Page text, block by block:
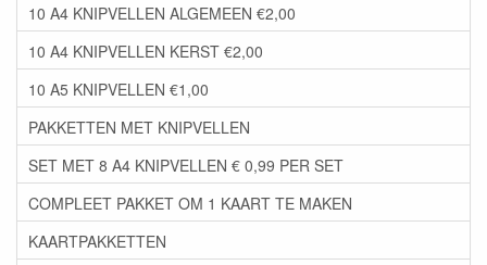
10 A4 KNIPVELLEN ALGEMEEN €2,00
10 A4 KNIPVELLEN KERST €2,00
10 A5 KNIPVELLEN €1,00
PAKKETTEN MET KNIPVELLEN
SET MET 8 A4 KNIPVELLEN € 0,99 PER SET
COMPLEET PAKKET OM 1 KAART TE MAKEN
KAARTPAKKETTEN